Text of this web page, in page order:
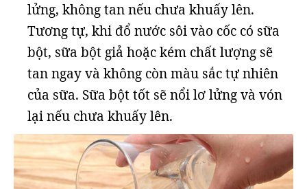
lửng, không tan nếu chưa khuấy lên.
Tương tự, khi đổ nước sôi vào cốc có sữa
bột, sữa bột giả hoặc kém chất lượng sẽ
tan ngay và không còn màu sắc tự nhiên
của sữa. Sữa bột tốt sẽ nổi lơ lửng và vón
lại nếu chưa khuấy lên.